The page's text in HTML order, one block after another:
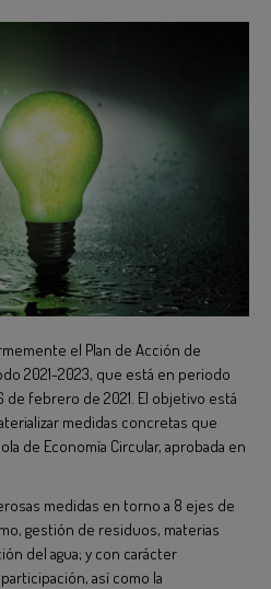
el Plan de Acción de
2021-2023, que está en periodo
febrero de 2021. El objetivo está
medidas concretas que
de Economía Circular, aprobada en
medidas en torno a 8 ejes de
gestión de residuos, materias
del agua; y con carácter
así como la